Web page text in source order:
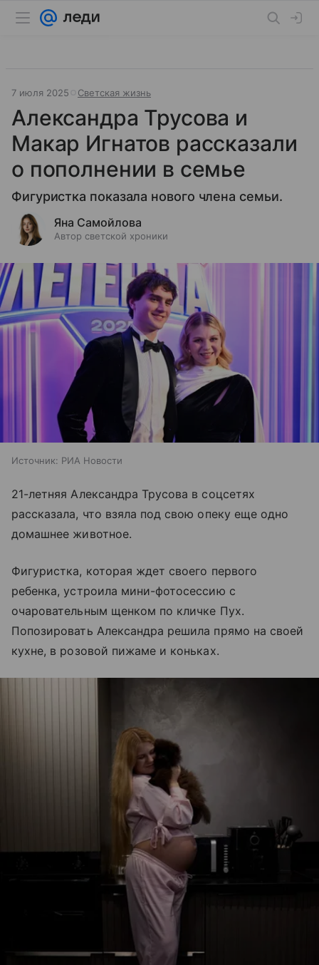
7 июля 2025 Светская жизнь
Александра Трусова и
Макар Игнатов рассказали
о пополнении в семье
Фигуристка показала нового члена семьи.
Яна Самойлова
Автор светской хроники
Источник: РИА Новости
21-летняя Александра Трусова в соцсетях
рассказала, что взяла под свою опеку еще одно
домашнее животное.
Фигуристка, которая ждет своего первого
ребенка, устроила мини-фотосессию с
очаровательным щенком по кличке Пух.
Попозировать Александра решила прямо на своей
кухне, в розовой пижаме и коньках.